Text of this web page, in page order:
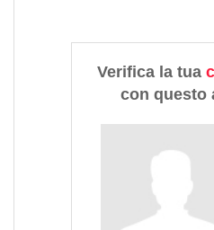
Verifica la tua
con questo